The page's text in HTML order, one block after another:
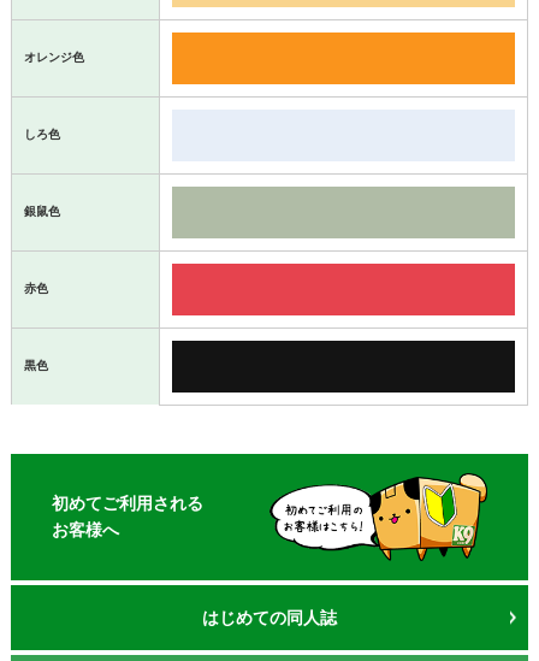
オレンジ色
しろ色
銀鼠色
赤色
黒色
初めてご利用される
お客様へ
はじめての同人誌